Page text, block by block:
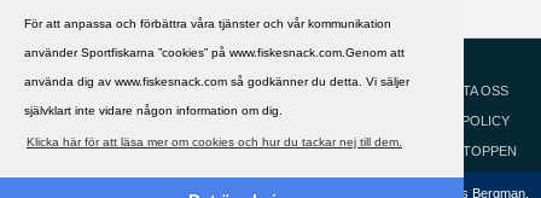
För att anpassa och förbättra våra tjänster och vår kommunikation
använder Sportfiskarna ”cookies” på www.fiskesnack.com.Genom att
använda dig av www.fiskesnack.com så godkänner du detta. Vi säljer
självklart inte vidare någon information om dig.
Klicka här för att läsa mer om cookies och hur du tackar nej till dem.
HJÄLP
KONTAKTA OSS
COOKIEPOLICY
GÅ TILL TOPPEN
Copyright ©2002 - 2021, FiskeSnack.com. Grundad 2002 av Anders Bergman.